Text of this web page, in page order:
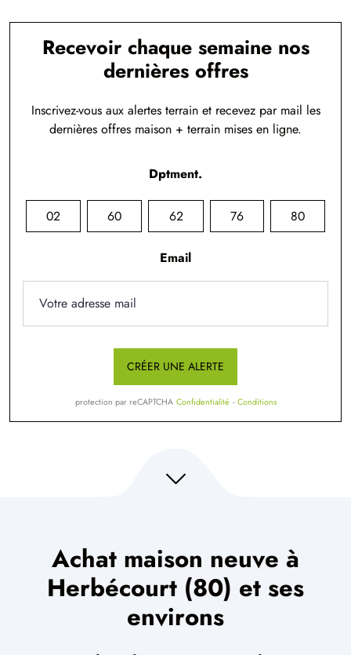
Recevoir chaque semaine nos
dernières offres
Inscrivez-vous aux alertes terrain et recevez par mail les
dernières offres maison + terrain mises en ligne.
Dptment.
02 60 62 76 80
Email
CRÉER UNE ALERTE
protection par reCAPTCHA Confidentialité - Conditions
Achat maison neuve à
Herbécourt (80) et ses
environs